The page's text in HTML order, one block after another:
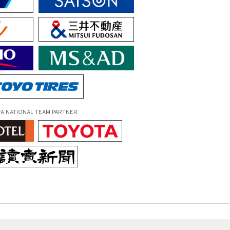
NATIONAL TEAM PARTNER